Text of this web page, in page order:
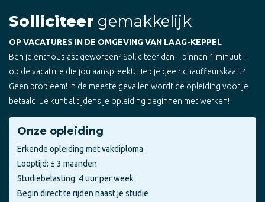
Solliciteer gemakkelijk
OP VACATURES IN DE OMGEVING VAN LAAG-KEPPEL
Ben je enthousiast geworden? Solliciteer dan – binnen 1 minuut –
op de vacature die jou aanspreekt. Heb je geen chauffeurskaart?
Geen probleem! In de meeste gevallen wordt de opleiding voor je
betaald. Je kunt al tijdens je opleiding beginnen met werken!
Onze opleiding
Erkende opleiding met vakdiploma
Looptijd: ± 3 maanden
Studiebelasting: 4 uur per week
Begin direct te rijden naast je studie